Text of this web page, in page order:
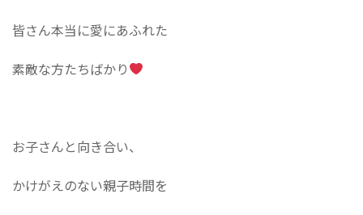
皆さん本当に愛にあふれた
素敵な方たちばかり
お子さんと向き合い、
かけがえのない親子時間を